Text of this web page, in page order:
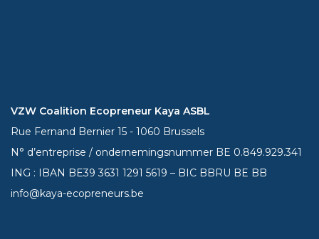
VZW Coalition Ecopreneur Kaya ASBL
Rue Fernand Bernier 15 - 1060 Brussels
N° d’entreprise / ondernemingsnummer BE 0.849.929.341
ING : IBAN BE393631 1291 5619 – BIC BBRU BE BB
info@kaya-ecopreneurs.be